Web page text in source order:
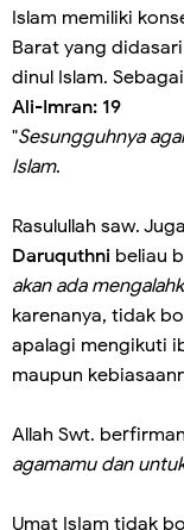
Islam memiliki
Barat yang
dinul Islam.
Ali-Imran: 19
"Sesungguhnya
Islam.
Rasulullah saw.
Daruquthni beliau
akan ada
karenanya, tidak
apalagi mengikuti
maupun
Allah Swt.
agamamu dan
Umat IsIam tidak